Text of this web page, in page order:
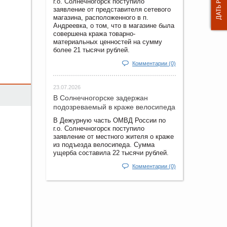
заявление от представителя сетевого
магазина, расположенного в п.
Андреевка, о том, что в магазине была
совершена кража товарно-
материальных ценностей на сумму
более 21 тысячи рублей.
Комментарии (0)
23.07.2026
В Солнечногорске задержан
подозреваемый в краже велосипеда
В Дежурную часть ОМВД России по
г.о. Солнечногорск поступило
заявление от местного жителя о краже
из подъезда велосипеда. Сумма
ущерба составила 22 тысячи рублей.
Комментарии (0)